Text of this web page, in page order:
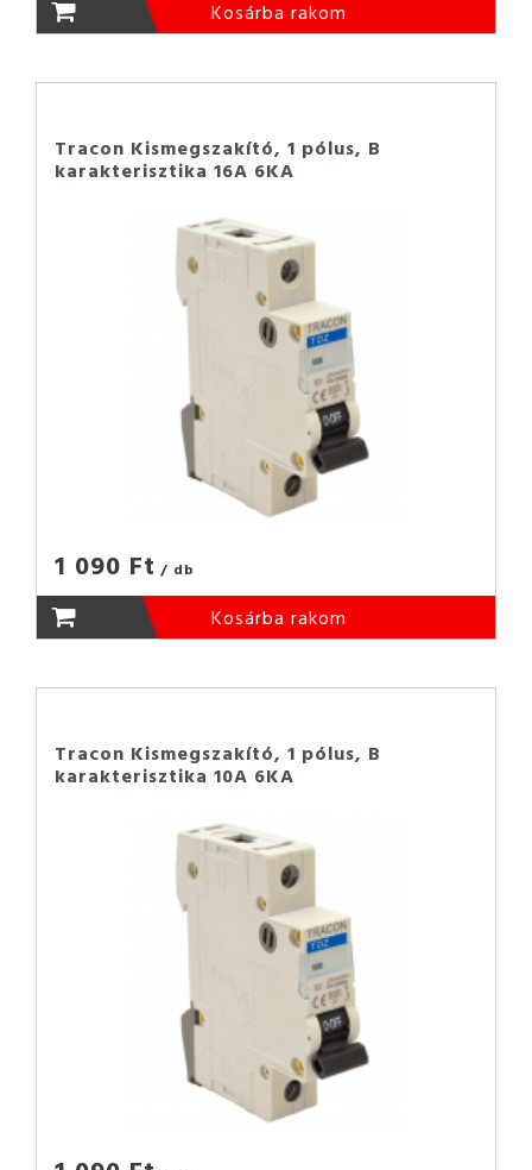
Kosárba rakom
Tracon Kismegszakító, 1 pólus, B
karakterisztika 16A 6KA
1 090 Ft / db
Kosárba rakom
Tracon Kismegszakító, 1 pólus, B
karakterisztika 10A 6KA